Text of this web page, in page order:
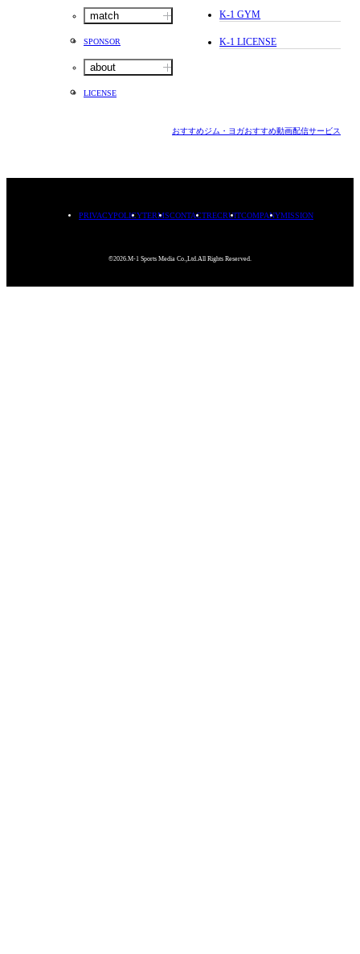
match
SPONSOR
about
LICENSE
K-1 GYM
K-1 LICENSE
おすすめジム・ヨガおすすめ動画配信サービス
PRIVACYPOLICYTERMSCONTACTRECRUITCOMPANYMISSION
©2026.M-1 Sports Media Co.,Ltd.All Rights Reserved.